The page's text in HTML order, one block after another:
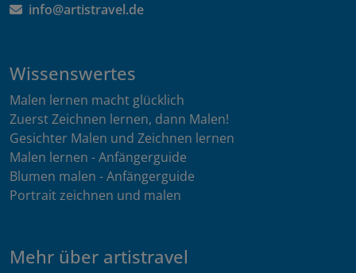
info@artistravel.de
Wissenswertes
Malen lernen macht glücklich
Zuerst Zeichnen lernen, dann Malen!
Gesichter Malen und Zeichnen lernen
Malen lernen - Anfängerguide
Blumen malen - Anfängerguide
Portrait zeichnen und malen
Mehr über artistravel